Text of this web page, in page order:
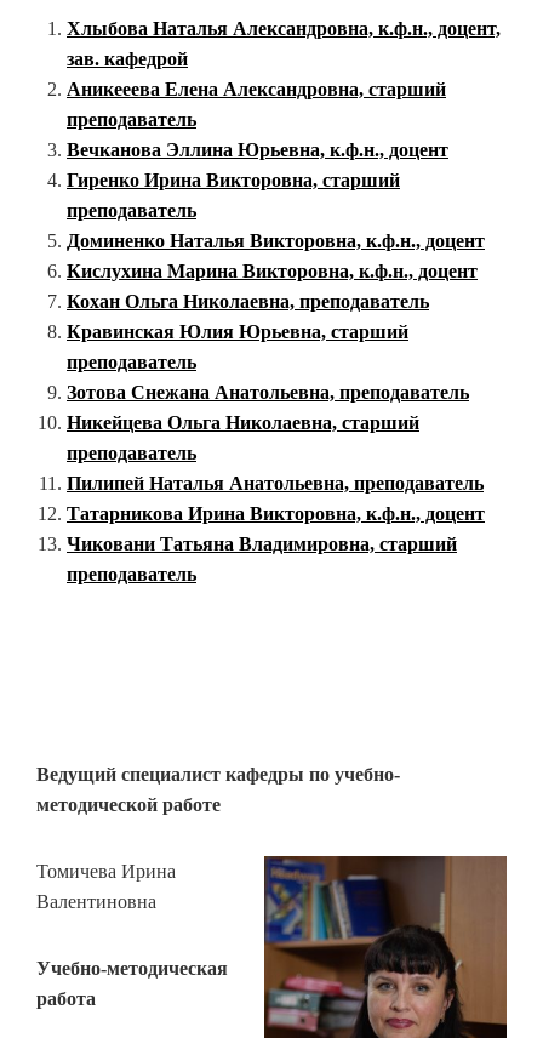
Хлыбова Наталья Александровна, к.ф.н., доцент,
зав. кафедрой
Аникееева Елена Александровна, старший
преподаватель
Вечканова Эллина Юрьевна, к.ф.н., доцент
Гиренко Ирина Викторовна, старший
преподаватель
Доминенко Наталья Викторовна, к.ф.н., доцент
Кислухина Марина Викторовна, к.ф.н., доцент
Кохан Ольга Николаевна, преподаватель
Кравинская Юлия Юрьевна, старший
преподаватель
Зотова Снежана Анатольевна, преподаватель
Никейцева Ольга Николаевна, старший
преподаватель
Пилипей Наталья Анатольевна, преподаватель
Татарникова Ирина Викторовна, к.ф.н., доцент
Чиковани Татьяна Владимировна, старший
преподаватель
Ведущий специалист кафедры по учебно-
методической работе
Томичева Ирина
Валентиновна
Учебно-методическая
работа